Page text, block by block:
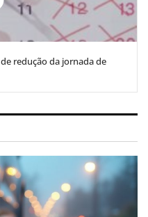
redução da jornada de